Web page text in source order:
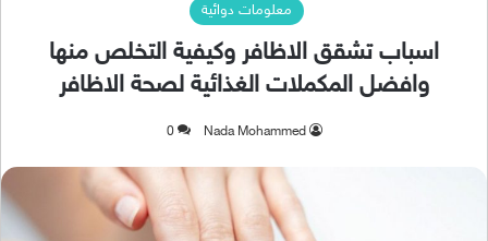
معلومات دوائية
اسباب تشقق الاظافر وكيفية التخلص منها
وافضل المكملات الغذائية لصحة الاظافر
Nada Mohammed
0